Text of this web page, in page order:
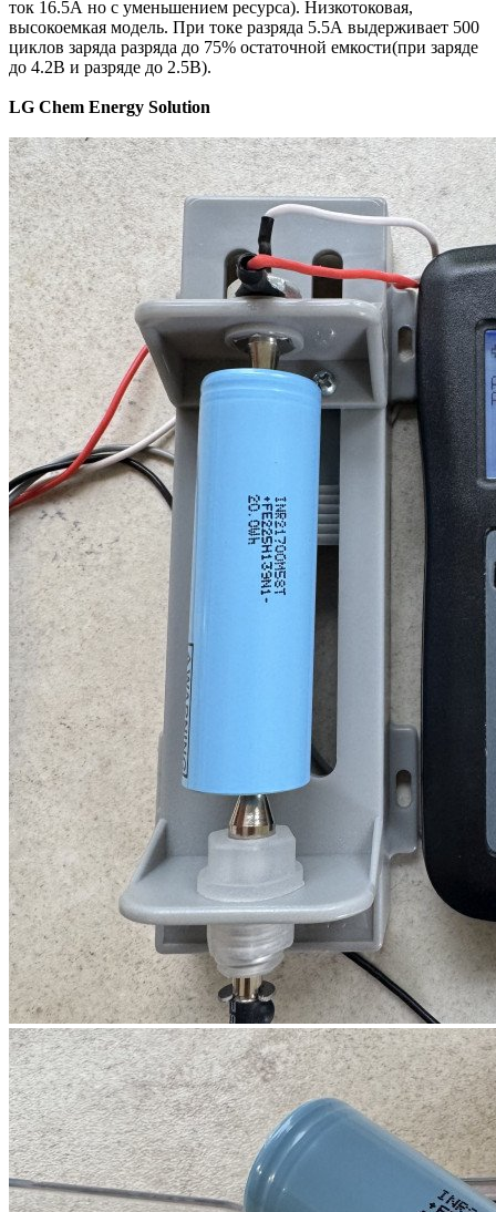
ток 16.5А но с уменьшением ресурса). Низкотоковая,
высокоемкая модель. При токе разряда 5.5А выдерживает 500
циклов заряда разряда до 75% остаточной емкости(при заряде
до 4.2В и разряде до 2.5В).
LG Chem Energy Solution